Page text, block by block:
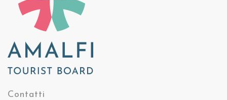
Contatti